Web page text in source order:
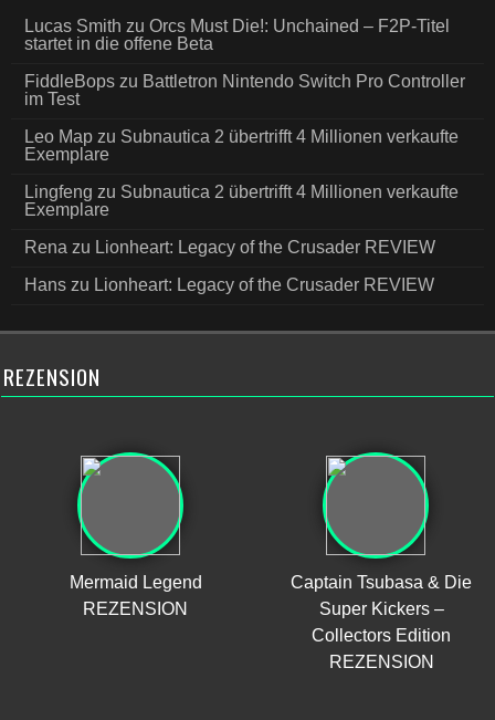
Lucas Smith zu Orcs Must Die!: Unchained – F2P-Titel
startet in die offene Beta
FiddleBops zu Battletron Nintendo Switch Pro Controller
im Test
Leo Map zu Subnautica 2 übertrifft 4 Millionen verkaufte
Exemplare
Lingfeng zu Subnautica 2 übertrifft 4 Millionen verkaufte
Exemplare
Rena zu Lionheart: Legacy of the Crusader REVIEW
Hans zu Lionheart: Legacy of the Crusader REVIEW
REZENSION
Mermaid Legend
REZENSION
Captain Tsubasa & Die
Super Kickers –
Collectors Edition
REZENSION